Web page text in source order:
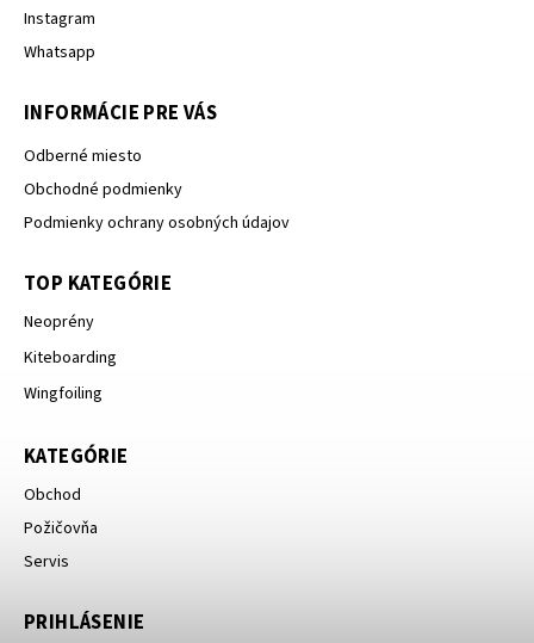
Instagram
Whatsapp
INFORMÁCIE PRE VÁS
Odberné miesto
Obchodné podmienky
Podmienky ochrany osobných údajov
TOP KATEGÓRIE
Neoprény
Kiteboarding
Wingfoiling
KATEGÓRIE
Obchod
Požičovňa
Servis
PRIHLÁSENIE